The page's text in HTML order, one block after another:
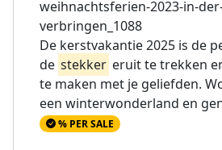
weihnachtsferien-2023-in-
verbringen_1088
De kerstvakantie 2025 is de
de stekker eruit te trekken
te maken met je geliefden.
een winterwonderland en
% PER SALE